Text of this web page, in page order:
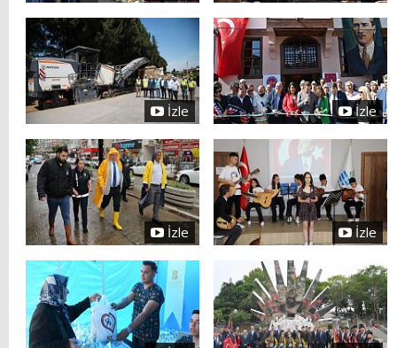
İzle İzle
İzle İzle